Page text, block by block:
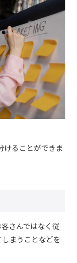
けることができま
さんではなく従
まうことなどを